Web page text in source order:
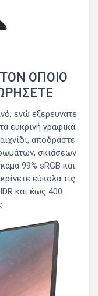
ΟΠΟΙΟ
ενώ εξερευνάτε
ευκρινή γραφικά
αποδράστε
σκιάσεων
99% sRGB και
εύκολα τις
και έως 400